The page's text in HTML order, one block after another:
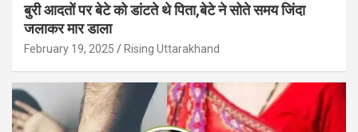
बुरी आदतों पर बेटे को डांटते थे पिता,बेटे ने सोते समय जिंदा
जलाकर मार डाला
February 19, 2025 Rising Uttarakhand